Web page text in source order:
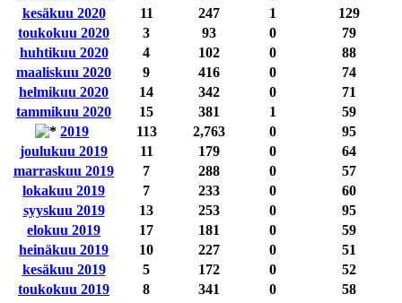
kesäkuu 2020
11 247 1
129
toukokuu 2020
3 93 0
79
huhtikuu 2020
4 102 0
88
maaliskuu 2020
9 416 0
74
helmikuu 2020
14 342 0
71
tammikuu 2020
15 381 1
59
2019
113 2,763 0
95
joulukuu 2019
11 179 0
64
marraskuu 2019
7 288 0
57
lokakuu 2019
7 233 0
60
syyskuu 2019
13 253 0
95
elokuu 2019
17 181 0
59
heinäkuu 2019
10 227 0
51
kesäkuu 2019
5 172 0
52
toukokuu 2019
8 341 0
58